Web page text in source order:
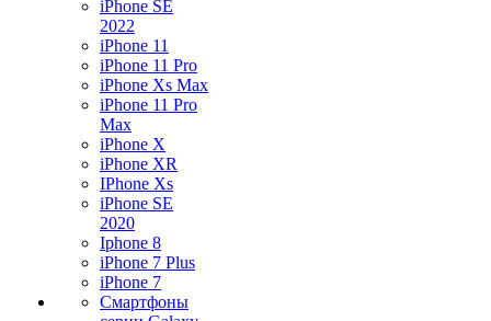
iPhone SE
2022
iPhone 11
iPhone 11 Pro
iPhone Xs Max
iPhone 11 Pro
Max
iPhone X
iPhone XR
IPhone Xs
iPhone SE
2020
Iphone 8
iPhone 7 Plus
iPhone 7
Смартфоны